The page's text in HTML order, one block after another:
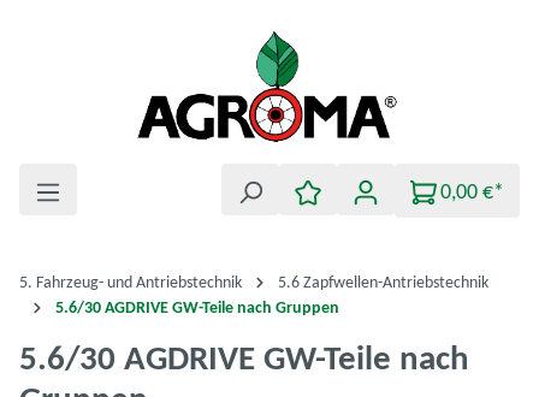
0,00 €*
5. Fahrzeug- und Antriebstechnik
5.6 Zapfwellen-Antriebstechnik
5.6/30 AGDRIVE GW-Teile nach Gruppen
5.6/30 AGDRIVE GW-Teile nach